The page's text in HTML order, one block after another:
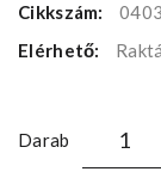
Cikkszám:
Elérhető:
Darab